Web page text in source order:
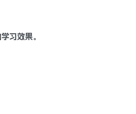
习效果。